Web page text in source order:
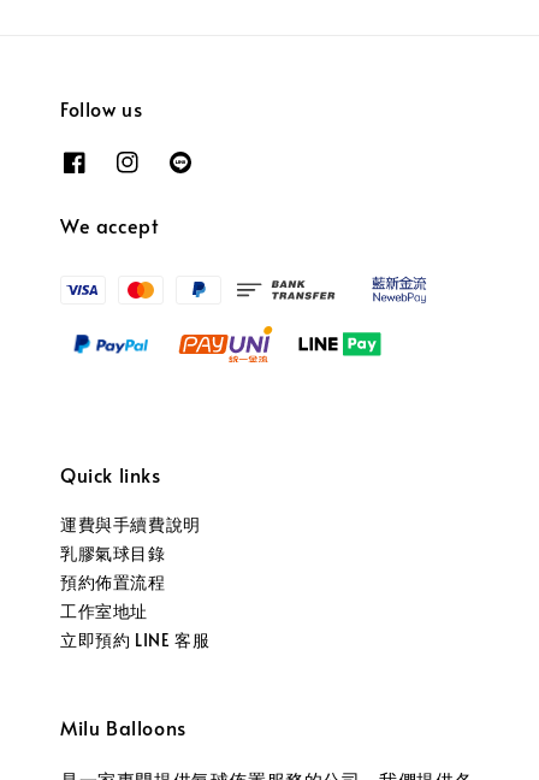
Follow us
We accept
Quick links
運費與手續費說明
乳膠氣球目錄
預約佈置流程
工作室地址
立即預約 LINE 客服
Milu Balloons